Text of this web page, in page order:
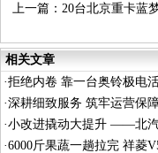
上一篇： 20台北京重卡蓝
相关文章
·拒绝内卷 靠一台奥铃极电
·深耕细致服务 筑牢运营保
交平稳运行
·小改进撬动大提升 ——北
获国家级殊荣
·6000斤果蔬一趟拉完 祥菱